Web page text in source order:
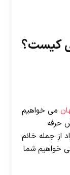
کیست؟
می خواهیم
حرفه
از جمله خانم
خواهیم شما